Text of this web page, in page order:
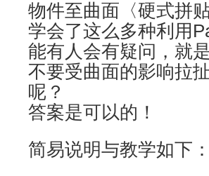
物件至曲面〈硬式拼贴
学会了这么多种利用
能有人会有疑问，就
不要受曲面的影响拉
呢？
答案是可以的！
简易说明与教学如下：